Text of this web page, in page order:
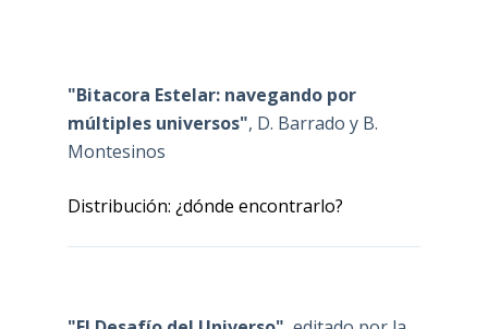
"Bitacora Estelar: navegando por
múltiples universos", D. Barrado y B.
Montesinos
Distribución: ¿dónde encontrarlo?